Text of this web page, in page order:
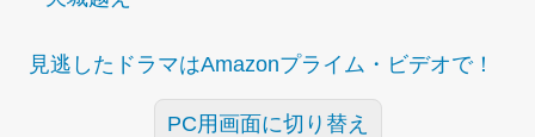
見逃したドラマはAmazonプライム・ビデオで！
PC用画面に切り替え